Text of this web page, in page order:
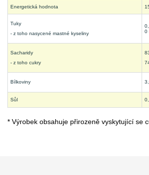
Energetická hodnota
Tuky
- z toho nasycené mastné kyseliny
0
Sacharidy
- z toho cukry
Bílkoviny
Sůl
* Výrobek obsahuje přirozeně vyskytující se